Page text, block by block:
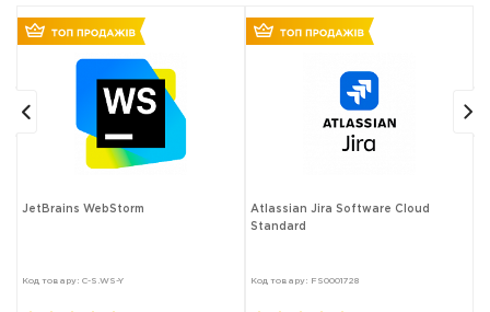
JetBrains WebStorm
Код товару: C-S.WS-Y
Atlassian Jira Software Cloud
Standard
Код товару: FS0001728